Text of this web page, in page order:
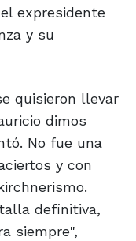
expresidente
y su
quisieron llevar
dimos
No fue una
y con
definitiva,
siempre",